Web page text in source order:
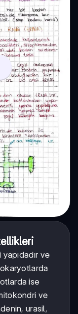
ve
ise
ve
urasil,